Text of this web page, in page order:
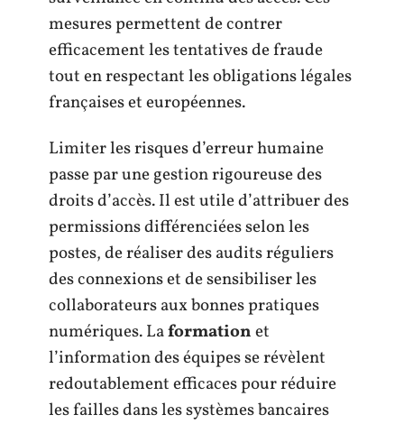
mesures permettent de contrer
efficacement les tentatives de fraude
tout en respectant les obligations légales
françaises et européennes.
Limiter les risques d’erreur humaine
passe par une gestion rigoureuse des
droits d’accès. Il est utile d’attribuer des
permissions différenciées selon les
postes, de réaliser des audits réguliers
des connexions et de sensibiliser les
collaborateurs aux bonnes pratiques
numériques. Laformationet
l’information des équipes se révèlent
redoutablement efficaces pour réduire
les failles dans les systèmes bancaires